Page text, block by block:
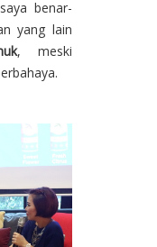
benar-
yang lain
, meski